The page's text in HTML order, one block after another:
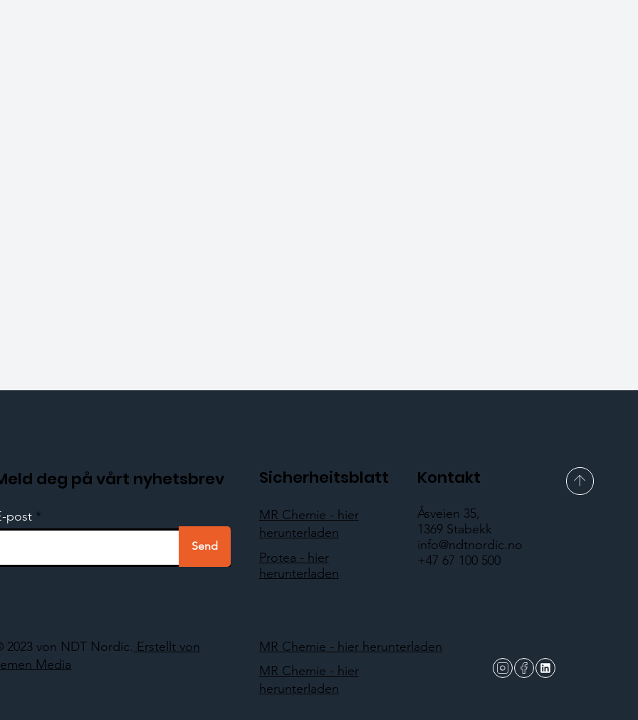
Sicherheitsblatt
MR Chemie - hier
herunterladen
Protea - hier
herunterladen
Kontakt
Åsveien 35,
1369 Stabekk
info@ndtnordic.no
+47 67 100 500
2023 von NDT Nordic. Erstellt von
Media
deg på vårt nyhetsbrev
post
Send
MR Chemie - hier herunterladen
MR Chemie - hier
herunterladen